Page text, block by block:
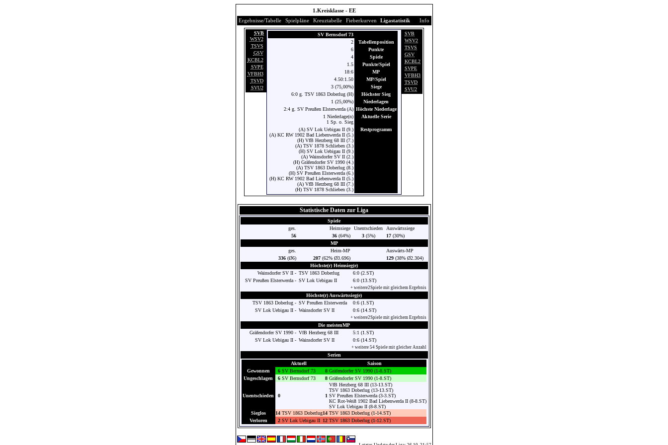
1.Kreisklasse - EE
Ergebnisse/Tabelle
Spielpläne Kreuztabelle Fieberkurven Ligastatistik Info
SVB
WSV2
TSVS
GSV
KCBL2
SVPE
VFBH3
TSVD
SVU2
SV Bernsdorf 73
2
Tabellenposition
6
Punkte
4
Spiele
1.5
Punkte/Spiel
18:6
MP
4.50:1.50
MP/Spiel
3 (75,00%)
Siege
6:0 g. TSV 1863 Doberlug (H)
Höchster Sieg
1 (25,00%)
Niederlagen
2:4 g. SV Preußen Elsterwerda (A) Höchste Niederlage
1 Niederlage(n)
1 Sp. o. Sieg
Aktuelle Serie
(A) SV Lok Uebigau II (9.)
(A) KC RW 1902 Bad Liebenwerda II (5.)
(H) VfB Herzberg 68 III (7.)
(A) TSV 1878 Schlieben (3.)
(H) SV Lok Uebigau II (9.)
(A) Wainsdorfer SV II (2.)
(H) Gräfendorfer SV 1990 (4.)
(A) TSV 1863 Doberlug (8.)
(H) SV Preußen Elsterwerda (6.)
(H) KC RW 1902 Bad Liebenwerda II (5.)
(A) VfB Herzberg 68 III (7.)
(H) TSV 1878 Schlieben (3.)
Restprogramm
SVB
WSV2
TSVS
GSV
KCBL2
SVPE
VFBH3
TSVD
SVU2
Statistische Daten zur Liga
Spiele
ges.
Heimsiege Unentschieden
Auswärtssiege
56
36 (64%) 3(5%) 17(30%)
MP
ges.
Heim-MP
Auswärts-MP
336 (Ø6) 207 (62% Ø3.696) 129(38% Ø2.304)
Höchste(r) Heimsieg(e)
Wainsdorfer SV II - TSV 1863 Doberlug
6:0 (2.ST)
SV Preußen Elsterwerda - SV Lok Uebigau II 6:0 (13.ST)
+ weitere2Spiele mit gleichem Ergebnis
Höchste(r) Auswärtssieg(e)
TSV 1863 Doberlug - SV Preußen Elsterwerda
0:6 (1.ST)
SV Lok Uebigau II - Wainsdorfer SV II 0:6 (14.ST)
+ weitere2Spiele mit gleichem Ergebnis
Die meistenMP
Gräfendorfer SV 1990 - VfB Herzberg 68 III
5:1 (1.ST)
SV Lok Uebigau II - Wainsdorfer SV II 0:6 (14.ST)
+ weitere 54 Spiele mit gleicher Anzahl
Serien
Aktuell
Saison
Gewonnen
6 SV Bernsdorf 73 8 Gräfendorfer SV 1990 (1-8.ST)
Ungeschlagen
6 SV Bernsdorf 73 8 Gräfendorfer SV 1990 (1-8.ST)
Unentschieden 0 1
VfB Herzberg 68 III (13-13.ST)
TSV 1863 Doberlug (13-13.ST)
SV Preußen Elsterwerda (3-3.ST)
KC Rot-Weiß 1902 Bad Liebenwerda II (8-8.ST)
SV Lok Uebigau II (8-8.ST)
Sieglos
14 TSV 1863 Doberlug14 TSV 1863 Doberlug (1-14.ST)
Verloren
2 SV Lok Uebigau II 12 TSV 1863 Doberlug (1-12.ST)